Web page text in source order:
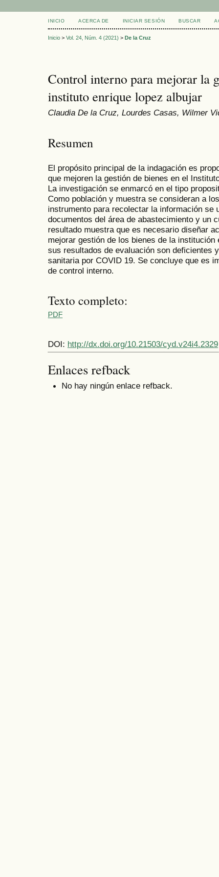
INICIO ACERCA DE INICIAR SESIÓN BUSCAR
Inicio > Vol. 24, Núm. 4 (2021) > De la Cruz
Control interno para mejorar la
instituto enrique lopez albujar
Claudia De la Cruz, Lourdes Casas, Wilmer
Resumen
El propósito principal de la indagación es
que mejoren la gestión de bienes en el
La investigación se enmarcó en el tipo
Como población y muestra se consideran a
instrumento para recolectar la información se
documentos del área de abastecimiento y un
resultado muestra que es necesario diseñar
mejorar gestión de los bienes de la
sus resultados de evaluación son deficientes
sanitaria por COVID 19. Se concluye que es
de control interno.
Texto completo:
PDF
DOI: http://dx.doi.org/10.21503/cyd.v24i4.2329
Enlaces refback
No hay ningún enlace refback.